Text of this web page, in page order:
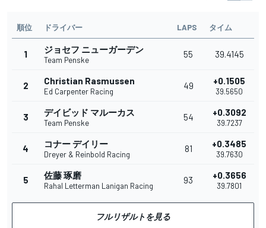
順位 ドライバー LAPS タイム
1 ジョセフ ニューガーデン
Team Penske
55 39.4145
2 Christian Rasmussen
Ed Carpenter Racing
49 +0.1505
39.5650
3 デイビッド マルーカス
Team Penske
54 +0.3092
39.7237
4 コナー デイリー
Dreyer & Reinbold Racing
81 +0.3485
39.7630
5 佐藤 琢磨
Rahal Letterman Lanigan Racing
93 +0.3656
39.7801
フルリザルトを見る